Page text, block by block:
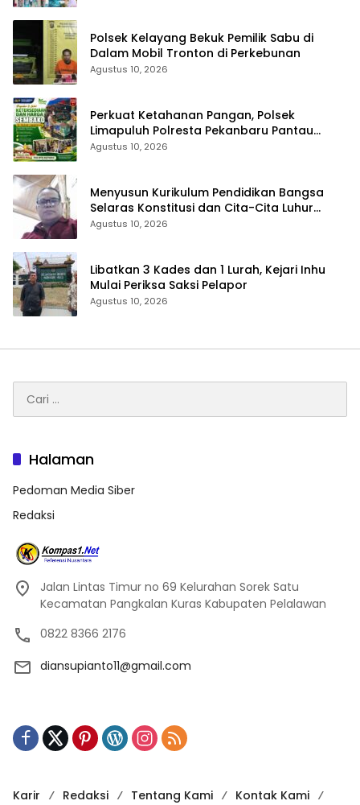
Polsek Kelayang Bekuk Pemilik Sabu di
Dalam Mobil Tronton di Perkebunan
Agustus 10, 2026
Perkuat Ketahanan Pangan, Polsek
Limapuluh Polresta Pekanbaru Pantau
Harga Sembako di Pasar
Agustus 10, 2026
Menyusun Kurikulum Pendidikan Bangsa
Selaras Konstitusi dan Cita-Cita Luhur
Bangsa
Agustus 10, 2026
Libatkan 3 Kades dan 1 Lurah, Kejari Inhu
Mulai Periksa Saksi Pelapor
Agustus 10, 2026
untuk:
Halaman
Pedoman Media Siber
Redaksi
Jalan Lintas Timur no 69 Kelurahan Sorek Satu
Kecamatan Pangkalan Kuras Kabupaten Pelalawan
0822 8366 2176
diansupianto11@gmail.com
Karir Redaksi Tentang Kami Kontak Kami